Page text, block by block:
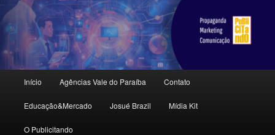
principal
Início Agências Vale do Paraíba Contato
Educação&Mercado Josué Brazil Mídia Kit
O Publicitando